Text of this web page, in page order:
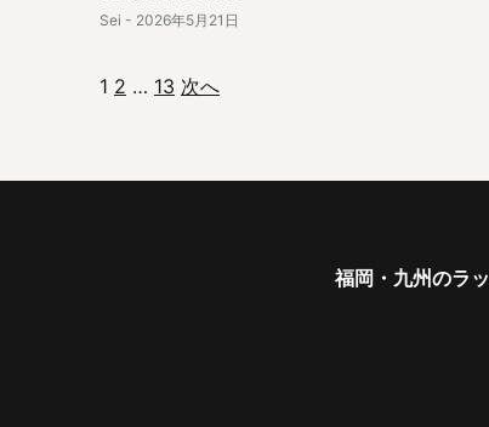
Sei - 2026年5月21日
投稿のページ送り
1 2 … 13 次へ
福岡・九州のラ